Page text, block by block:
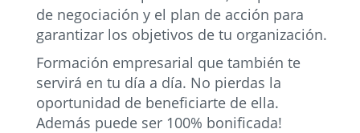
de negociación y el plan de acción para
garantizar los objetivos de tu organización.
Formación empresarial que también te
servirá en tu día a día. No pierdas la
oportunidad de beneficiarte de ella.
Además puede ser 100% bonificada!